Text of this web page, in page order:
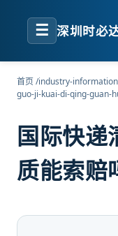
☰ 深圳时必
首页/industry-information
guo-ji-kuai-di-qing-guan-
国际快递
质能索赔